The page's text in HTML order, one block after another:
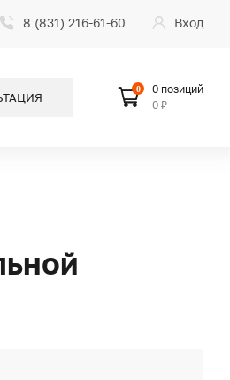
8 (831) 216-61-60 Вход
0
0 позиций
0 ₽